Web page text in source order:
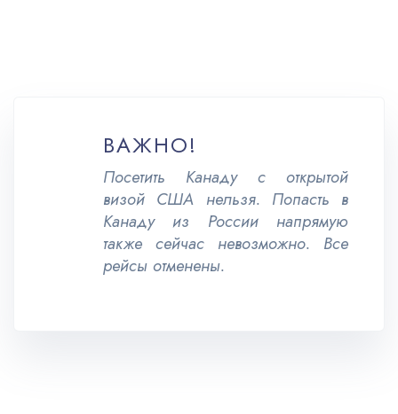
ВАЖНО!
Посетить Канаду с открытой
визой США нельзя. Попасть в
Канаду из России напрямую
также сейчас невозможно. Все
рейсы отменены.